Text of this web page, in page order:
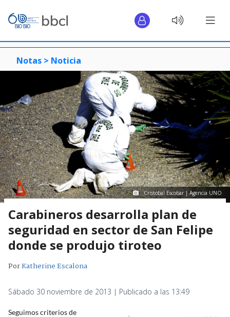
Notas > Noticia
Cristobal Escobar | Agencia UNO
Carabineros desarrolla plan de
seguridad en sector de San Felipe
donde se produjo tiroteo
PorKatherine Escalona
Sábado 30 noviembre de 2013 | Publicado a las 13:49
Seguimos criterios de